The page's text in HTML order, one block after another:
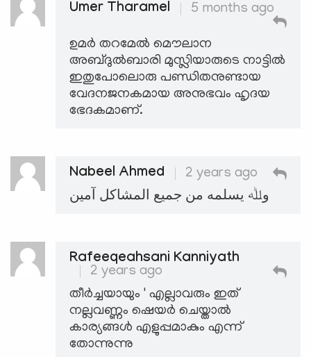
Umer Tharamel 5 months ago
ഉമർ തറമേൽ മൌലാന
അബ്ദുൽബാരി മുസ്ലിയാരുടെ നാട്ടിൽ
ഇതുപോലൊരു പണ്ഡിതനുണ്ടായ
വേദനജനകമായ അനുഭവം ഹൃദയ
ഭേദകമാണ്.
Nabeel Ahmed
2 years ago
وﷲ يسلمه من جميع المشاكل آمين
Rafeeqeahsani Kanniyath
2 years ago
തീർച്ചയായും ' എല്ലാവരും ഇത്
നല്ലവണ്ണം ഷെയർ ചെയ്താൽ
കാര്യങ്ങൾ എളുപ്പമാകും എന്ന്
തോന്നുന്നു